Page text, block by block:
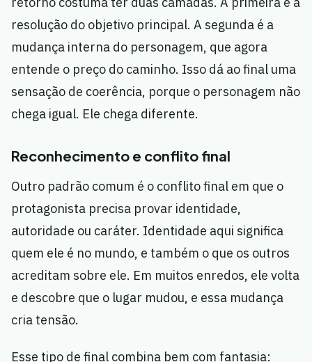
resolução do objetivo principal. A segunda é a
mudança interna do personagem, que agora
entende o preço do caminho. Isso dá ao final uma
sensação de coerência, porque o personagem não
chega igual. Ele chega diferente.
Reconhecimento e conflito final
Outro padrão comum é o conflito final em que o
protagonista precisa provar identidade,
autoridade ou caráter. Identidade aqui significa
quem ele é no mundo, e também o que os outros
acreditam sobre ele. Em muitos enredos, ele volta
e descobre que o lugar mudou, e essa mudança
cria tensão.
Esse tipo de final combina bem com fantasia: